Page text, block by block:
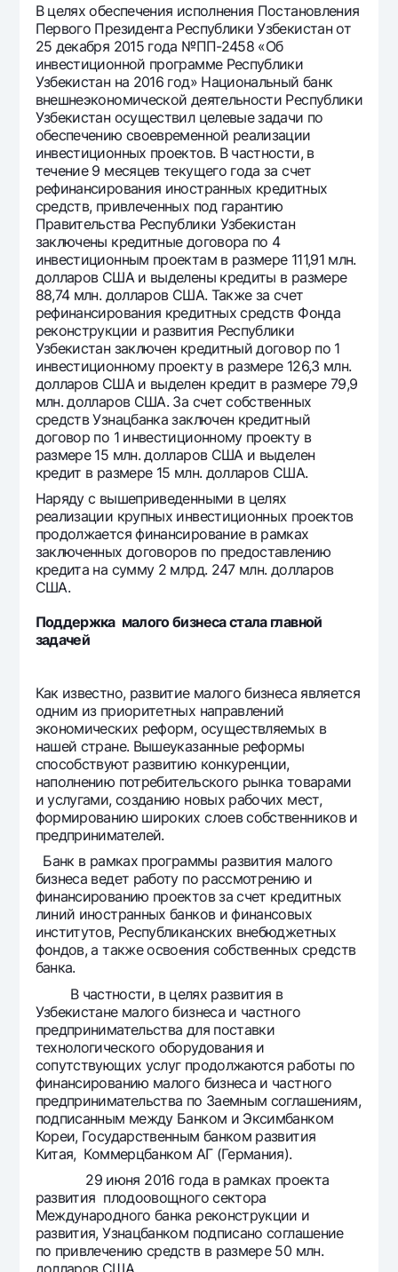
В целях обеспечения исполнения Постановления
Первого Президента Республики Узбекистан от
25 декабря 2015 года №ПП-2458 «Об
инвестиционной программе Республики
Узбекистан на 2016 год» Национальный банк
внешнеэкономической деятельности Республики
Узбекистан осуществил целевые задачи по
обеспечению своевременной реализации
инвестиционных проектов. В частности, в
течение 9 месяцев текущего года за счет
рефинансирования иностранных кредитных
средств, привлеченных под гарантию
Правительства Республики Узбекистан
заключены кредитные договора по 4
инвестиционным проектам в размере 111,91 млн.
долларов США и выделены кредиты в размере
88,74 млн. долларов США. Также за счет
рефинансирования кредитных средств Фонда
реконструкции и развития Республики
Узбекистан заключен кредитный договор по 1
инвестиционному проекту в размере 126,3 млн.
долларов США и выделен кредит в размере 79,9
млн. долларов США. За счет собственных
средств Узнацбанка заключен кредитный
договор по 1 инвестиционному проекту в
размере 15 млн. долларов США и выделен
кредит в размере 15 млн. долларов США.
Наряду с вышеприведенными в целях
реализации крупных инвестиционных проектов
продолжается финансирование в рамках
заключенных договоров по предоставлению
кредита на сумму 2 млрд. 247 млн. долларов
США.
Поддержка малого бизнеса стала главной
задачей
Как известно, развитие малого бизнеса является
одним из приоритетных направлений
экономических реформ, осуществляемых в
нашей стране. Вышеуказанные реформы
способствуют развитию конкуренции,
наполнению потребительского рынка товарами
и услугами, созданию новых рабочих мест,
формированию широких слоев собственников и
предпринимателей.
Банк в рамках программы развития малого
бизнеса ведет работу по рассмотрению и
финансированию проектов за счет кредитных
линий иностранных банков и финансовых
институтов, Республиканских внебюджетных
фондов, а также освоения собственных средств
банка.
В частности, в целях развития в
Узбекистане малого бизнеса и частного
предпринимательства для поставки
технологического оборудования и
сопутствующих услуг продолжаются работы по
финансированию малого бизнеса и частного
предпринимательства по Заемным соглашениям,
подписанным между Банком и Эксимбанком
Кореи, Государственным банком развития
Китая, Коммерцбанком АГ (Германия).
29 июня 2016 года в рамках проекта
развития плодоовощного сектора
Международного банка реконструкции и
развития, Узнацбанком подписано соглашение
по привлечению средств в размере 50 млн.